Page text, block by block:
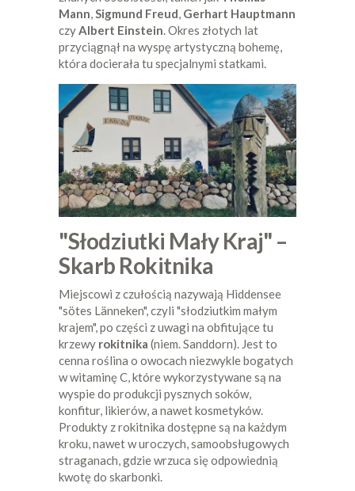
Mann Sigmund Freud Gerhart Hauptmann
czy Albert Einstein . Okres złotych lat
przyciągnął na wyspę artystyczną bohemę,
która docierała tu specjalnymi statkami.
"Słodziutki Mały Kraj" –
Skarb Rokitnika
Miejscowi z czułością nazywają Hiddensee
"sötes Länneken", czyli "słodziutkim małym
krajem", po części z uwagi na obfitujące tu
krzewy rokitnika (niem. Sanddorn). Jest to
cenna roślina o owocach niezwykle bogatych
w witaminę C, które wykorzystywane są na
wyspie do produkcji pysznych soków,
konfitur, likierów, a nawet kosmetyków.
Produkty z rokitnika dostępne są na każdym
kroku, nawet w uroczych, samoobsługowych
straganach, gdzie wrzuca się odpowiednią
kwotę do skarbonki.